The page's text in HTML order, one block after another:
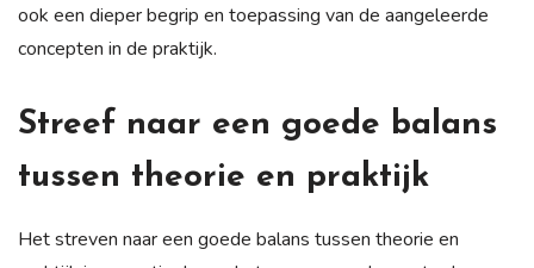
ook een dieper begrip en toepassing van de aangeleerde
concepten in de praktijk.
Streef naar een goede balans
tussen theorie en praktijk
Het streven naar een goede balans tussen theorie en